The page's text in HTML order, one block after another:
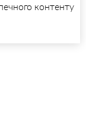
контенту